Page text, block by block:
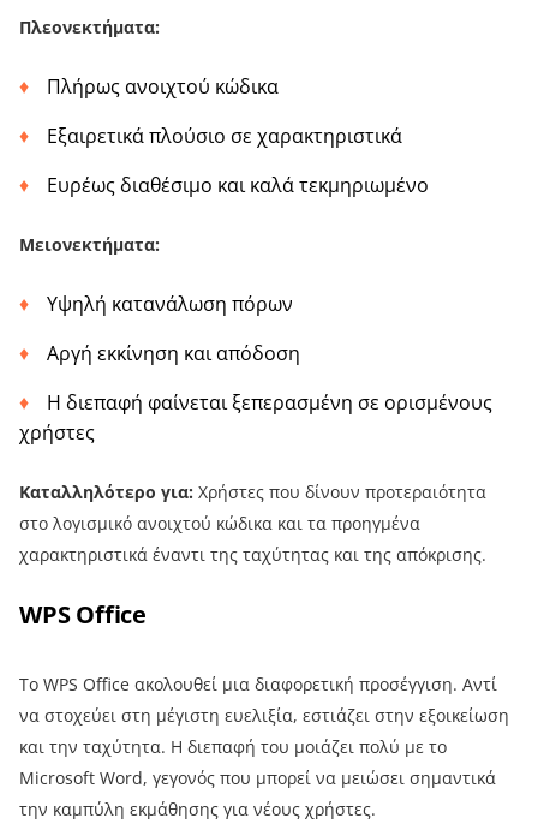
Πλεονεκτήματα:
Πλήρως ανοιχτού κώδικα
Εξαιρετικά πλούσιο σε χαρακτηριστικά
Ευρέως διαθέσιμο και καλά τεκμηριωμένο
Μειονεκτήματα:
Υψηλή κατανάλωση πόρων
Αργή εκκίνηση και απόδοση
Η διεπαφή φαίνεται ξεπερασμένη σε ορισμένους
χρήστες
Καταλληλότερο για: Χρήστες που δίνουν προτεραιότητα
στο λογισμικό ανοιχτού κώδικα και τα προηγμένα
χαρακτηριστικά έναντι της ταχύτητας και της απόκρισης.
WPS Office
Το WPS Office ακολουθεί μια διαφορετική προσέγγιση. Αντί
να στοχεύει στη μέγιστη ευελιξία, εστιάζει στην εξοικείωση
και την ταχύτητα. Η διεπαφή του μοιάζει πολύ με το
Microsoft Word, γεγονός που μπορεί να μειώσει σημαντικά
την καμπύλη εκμάθησης για νέους χρήστες.